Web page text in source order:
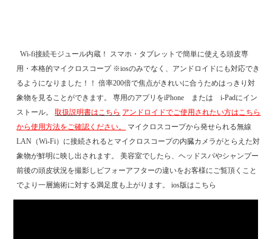
Wi-fi接続モジュール内蔵！ スマホ・タブレットで簡単に使える頭皮専
用・本格的マイクロスコープ ※iosのみでなく、アンドロイドにも対応でき
るようになりました！！倍率200倍で焦点がきれいに合うためはっきり対
象物を見ることができます。
専用のアプリをiPhone または i-Padにイン
ストール。取扱説明書はこちら アンドロイドでご使用されたい方はこちら
から使用方法をご確認ください。
マイクロスコープから発せられる無線
LAN（Wi-Fi）に接続されるとマイクロスコープの内臓カメラがとらえた対
象物が鮮明に映し出されます。
美容室でしたら、ヘッドスパやシャンプー
前後の頭皮状況を撮影しビフォーアフターの違いをお客様にご覧頂くこと
でより一層施術に対する満足度も上がります。
ios版はこちら